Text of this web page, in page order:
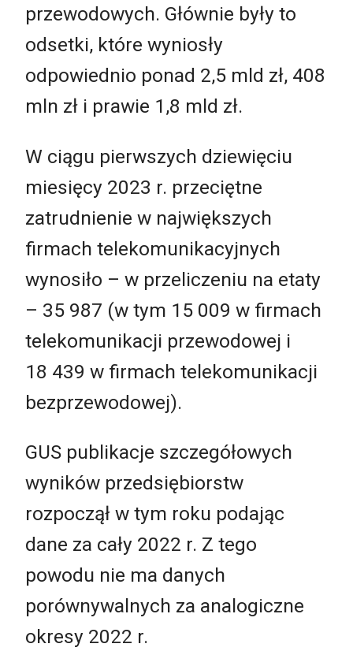
przewodowych. Głównie były to
odsetki, które wyniosły
odpowiednio ponad 2,5 mld zł, 408
mln zł i prawie 1,8 mld zł.
W ciągu pierwszych dziewięciu
miesięcy 2023 r. przeciętne
zatrudnienie w największych
firmach telekomunikacyjnych
wynosiło – w przeliczeniu na etaty
– 35 987 (w tym 15 009 w firmach
telekomunikacji przewodowej i
18 439 w firmach telekomunikacji
bezprzewodowej).
GUS publikacje szczegółowych
wyników przedsiębiorstw
rozpoczął w tym roku podając
dane za cały 2022 r. Z tego
powodu nie ma danych
porównywalnych za analogiczne
okresy 2022 r.